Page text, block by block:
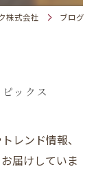
株式会社 ブログ
ックス
レンド情報、
届けしていま